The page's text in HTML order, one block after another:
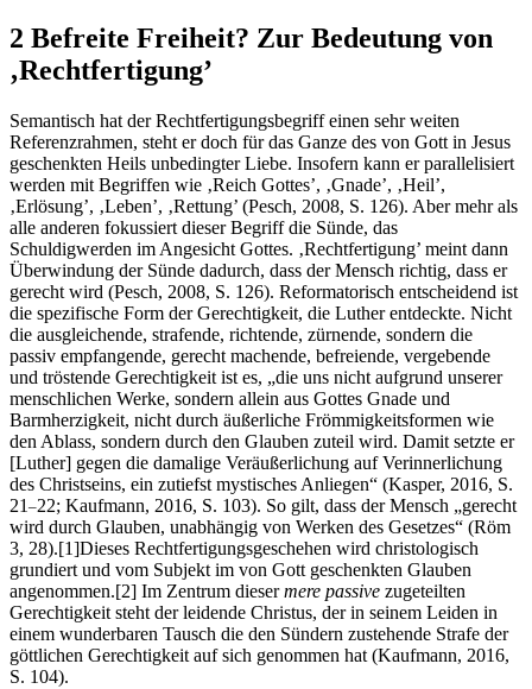
2 Befreite Freiheit? Zur Bedeutung von
‚Rechtfertigung’
Semantisch hat der Rechtfertigungsbegriff einen sehr weiten
Referenzrahmen, steht er doch für das Ganze des von Gott in Jesus
geschenkten Heils unbedingter Liebe. Insofern kann er parallelisiert
werden mit Begriffen wie ‚Reich Gottes’, ‚Gnade’, ‚Heil’,
‚Erlösung’, ‚Leben’, ‚Rettung’ (Pesch, 2008, S. 126). Aber mehr als
alle anderen fokussiert dieser Begriff die Sünde, das
Schuldigwerden im Angesicht Gottes. ‚Rechtfertigung’ meint dann
Überwindung der Sünde dadurch, dass der Mensch richtig, dass er
gerecht wird (Pesch, 2008, S. 126). Reformatorisch entscheidend ist
die spezifische Form der Gerechtigkeit, die Luther entdeckte. Nicht
die ausgleichende, strafende, richtende, zürnende, sondern die
passiv empfangende, gerecht machende, befreiende, vergebende
und tröstende Gerechtigkeit ist es, „die uns nicht aufgrund unserer
menschlichen Werke, sondern allein aus Gottes Gnade und
Barmherzigkeit, nicht durch äußerliche Frömmigkeitsformen wie
den Ablass, sondern durch den Glauben zuteil wird. Damit setzte er
[Luther] gegen die damalige Veräußerlichung auf Verinnerlichung
des Christseins, ein zutiefst mystisches Anliegen“ (Kasper, 2016, S.
21 –22; Kaufmann, 2016, S. 103). So gilt, dass der Mensch „gerecht
wird durch Glauben, unabhängig von Werken des Gesetzes“ (Röm
3, 28).[1]Dieses Rechtfertigungsgeschehen wird christologisch
grundiert und vom Subjekt im von Gott geschenkten Glauben
angenommen.[2] Im Zentrum diesermere passive zugeteilten
Gerechtigkeit steht der leidende Christus, der in seinem Leiden in
einem wunderbaren Tausch die den Sündern zustehende Strafe der
göttlichen Gerechtigkeit auf sich genommen hat (Kaufmann, 2016,
S. 104).